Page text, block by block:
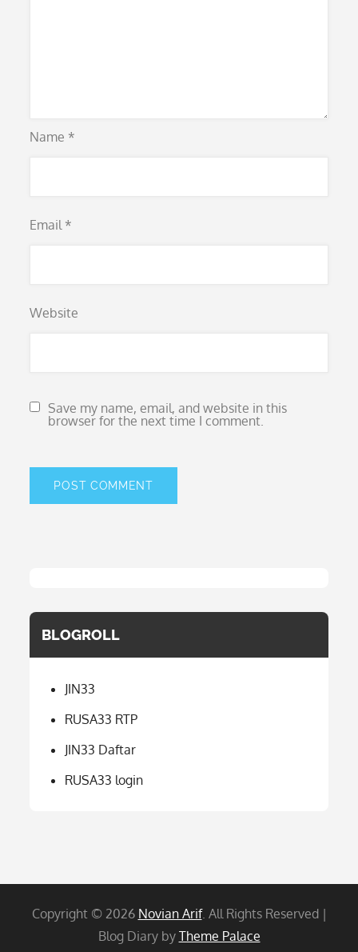
Name *
Email *
Website
Save my name, email, and website in this
browser for the next time I comment.
BLOGROLL
JIN33
RUSA33 RTP
JIN33 Daftar
RUSA33 login
Copyright © 2026 Novian Arif. All Rights Reserved |
Blog Diary by Theme Palace